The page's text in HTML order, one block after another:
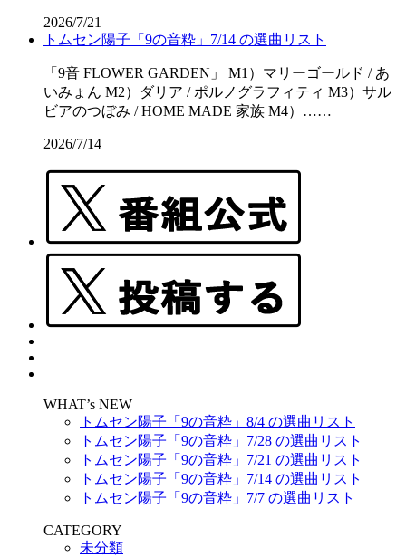
2026/7/21
トムセン陽子「9の音粋」7/14 の選曲リスト
「9音 FLOWER GARDEN」 M1）マリーゴールド / あ
いみょん M2）ダリア / ポルノグラフィティ M3）サル
ビアのつぼみ / HOME MADE 家族 M4）……
2026/7/14
WHAT’s NEW
トムセン陽子「9の音粋」8/4 の選曲リスト
トムセン陽子「9の音粋」7/28 の選曲リスト
トムセン陽子「9の音粋」7/21 の選曲リスト
トムセン陽子「9の音粋」7/14 の選曲リスト
トムセン陽子「9の音粋」7/7 の選曲リスト
CATEGORY
未分類